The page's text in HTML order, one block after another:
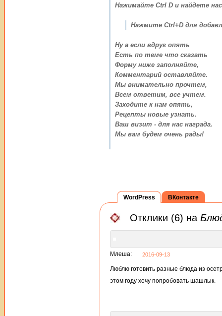
Нажимайте Ctrl D и найдете
Нажмите Ctrl+D для
Ну а если вдруг опять
Есть по теме что сказать
Форму ниже заполняйте,
Комментарий оставляйте.
Мы внимательно прочтем,
Всем ответим, все учтем.
Заходите к нам опять,
Рецепты новые узнать.
Ваш визит - для нас награда.
Мы вам будем очень рады!
WordPress
Отклики (6) на
Млеша: 2016-09-13
Люблю готовить разные блюда из
этом году хочу попробовать шашлык.
ВКонтакте